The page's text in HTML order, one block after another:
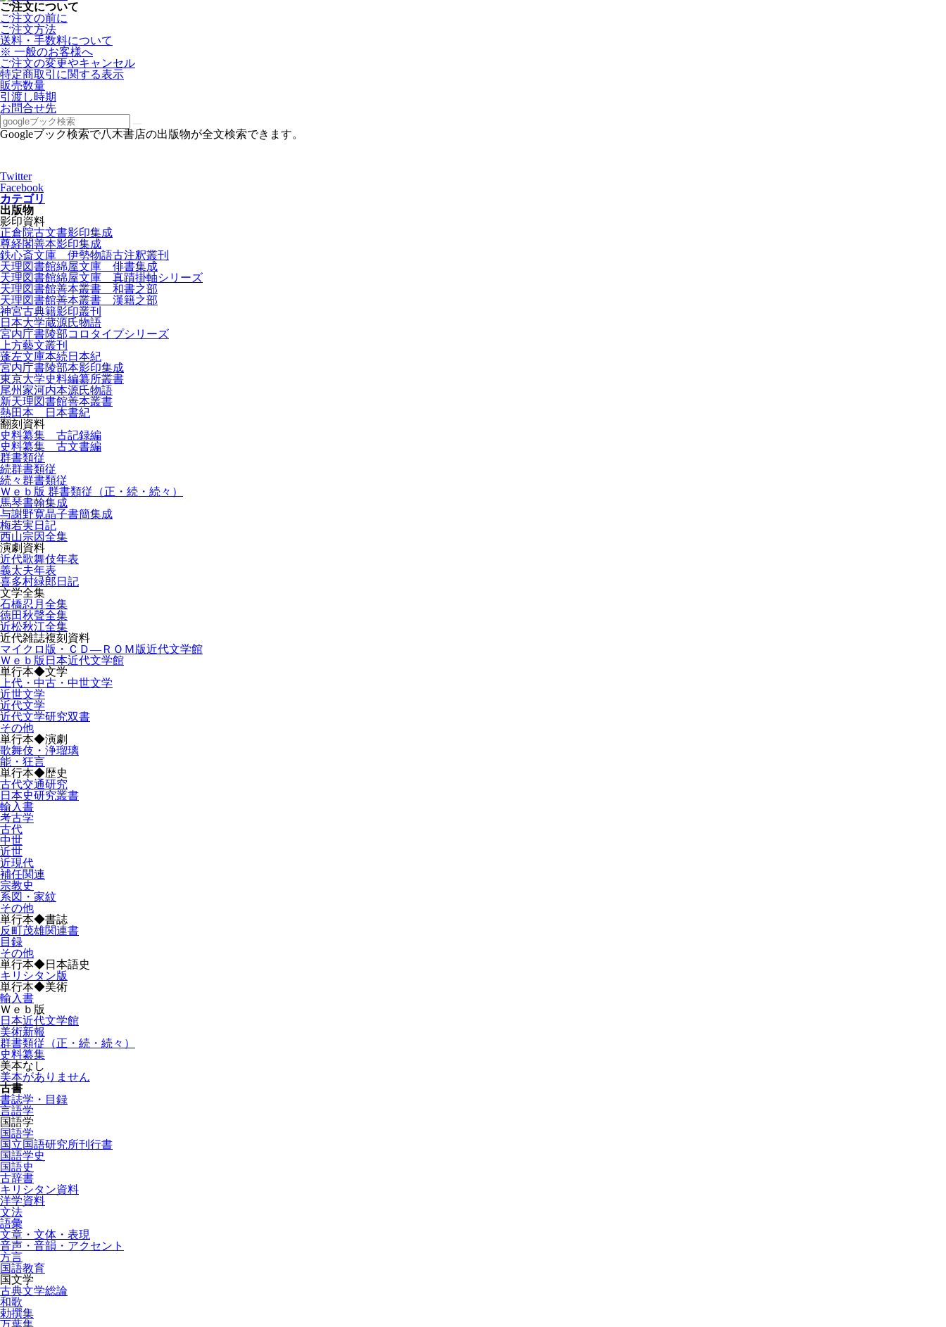
ご注文について
ご注文の前に
ご注文方法
送料・手数料について
※ 一般のお客様へ
ご注文の変更やキャンセル
特定商取引に関する表示
販売数量
引渡し時期
お問合せ先
Googleブック検索で八木書店の出版物が全文検索できます。
Twitter
Facebook
カテゴリ
出版物
影印資料
正倉院古文書影印集成
尊経閣善本影印集成
鉄心斎文庫 伊勢物語古注釈叢刊
天理図書館綿屋文庫 俳書集成
天理図書館綿屋文庫 真蹟掛軸シリーズ
天理図書館善本叢書 和書之部
天理図書館善本叢書 漢籍之部
神宮古典籍影印叢刊
日本大学蔵源氏物語
宮内庁書陵部コロタイプシリーズ
上方藝文叢刊
蓬左文庫本続日本紀
宮内庁書陵部本影印集成
東京大学史料編纂所叢書
尾州家河内本源氏物語
新天理図書館善本叢書
熱田本 日本書紀
翻刻資料
史料纂集 古記録編
史料纂集 古文書編
群書類従
続群書類従
続々群書類従
Ｗｅｂ版 群書類従（正・続・続々）
馬琴書翰集成
与謝野寛晶子書簡集成
梅若実日記
西山宗因全集
演劇資料
近代歌舞伎年表
義太夫年表
喜多村緑郎日記
文学全集
石橋忍月全集
徳田秋聲全集
近松秋江全集
近代雑誌複刻資料
マイクロ版・ＣＤ―ＲＯＭ版近代文学館
Ｗｅｂ版日本近代文学館
単行本◆文学
上代・中古・中世文学
近世文学
近代文学
近代文学研究双書
その他
単行本◆演劇
歌舞伎・浄瑠璃
能・狂言
単行本◆歴史
古代交通研究
日本史研究叢書
輸入書
考古学
古代
中世
近世
近現代
補任関連
宗教史
系図・家紋
その他
単行本◆書誌
反町茂雄関連書
目録
その他
単行本◆日本語史
キリシタン版
単行本◆美術
輸入書
Ｗｅｂ版
日本近代文学館
美術新報
群書類従（正・続・続々）
史料纂集
美本なし
美本がありません
古書
書誌学・目録
言語学
国語学
国語学
国立国語研究所刊行書
国語学史
国語史
古辞書
キリシタン資料
洋学資料
文法
語彙
文章・文体・表現
音声・音韻・アクセント
方言
国語教育
国文学
古典文学総論
和歌
勅撰集
万葉集